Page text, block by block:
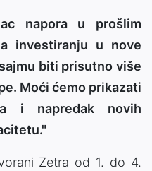
napora u prošlim
investiranju u nove
biti prisutno više
Moći ćemo prikazati
i napredak novih
Zetra od 1. do 4.